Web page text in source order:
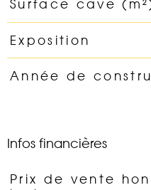
Surface cave
Exposition
Année de
Infos financières
Caractéristiques Valeurs
Prix de vente